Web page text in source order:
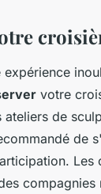
expérience
votre
ateliers de
de
Les
compagnies